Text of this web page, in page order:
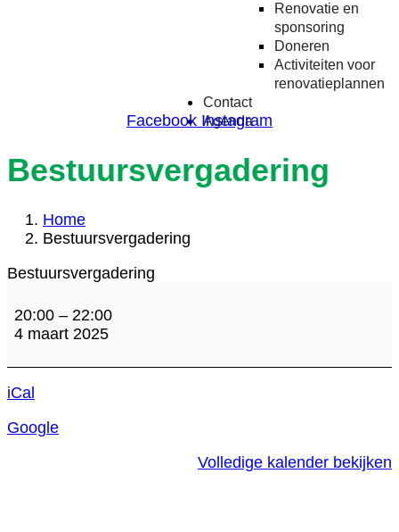
Renovatie en
sponsoring
Doneren
Activiteiten voor
renovatieplannen
Contact
Agenda
Facebook Instagram
Bestuursvergadering
Home
Bestuursvergadering
Bestuursvergadering
20:00 – 22:00
4 maart 2025
iCal
Google
Volledige kalender bekijken